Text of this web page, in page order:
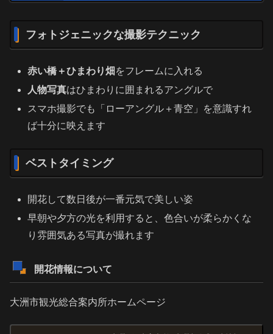
フォトジェニックな撮影テクニック
赤い橋＋ひまわり畑 をフレームに入れる
人物写真はひまわりに囲まれるアングルで
スマホ撮影でも「ローアングル＋青空」を意識すれ
ば十分に映えます
ベストタイミング
開花して数日後が一番元気で美しい姿
早朝や夕方の光を利用すると、色合いが柔らかくな
り雰囲気ある写真が撮れます
開花情報について
大洲市観光総合案内所ホームページ